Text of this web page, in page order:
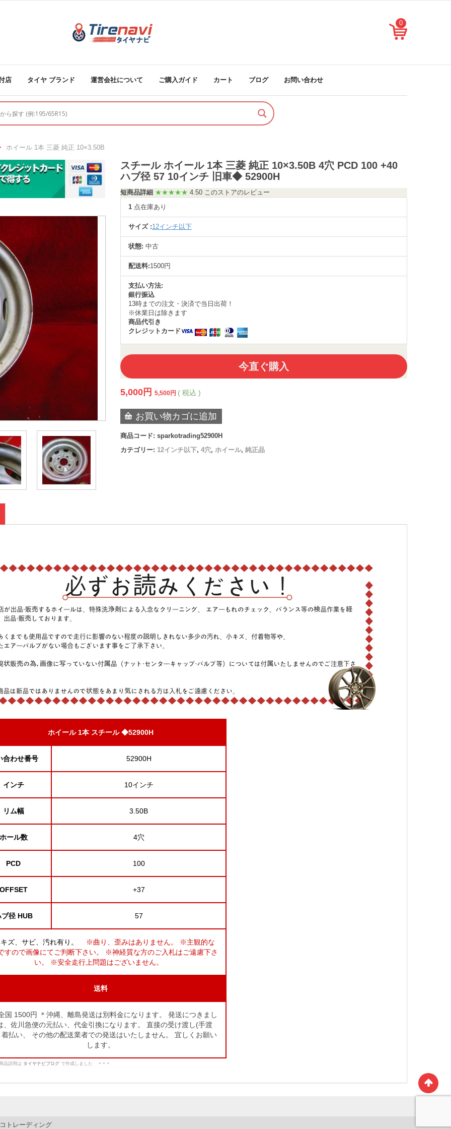
0
店 タイヤ ブランド 運営会社について ご購入ガイド カート ブログ お問い合わせ
ホイール 1本 三菱 純正 10×3.50B
スチール ホイール 1本 三菱 純正 10×3.50B 4穴 PCD 100 +40
ハブ径 57 10インチ 旧車◆ 52900H
短商品詳細 ★★★★★ 4.50 このストアのレビュー
1 点在庫あり
サイズ :12インチ以下
状態: 中古
配送料:1500円
支払い方法:
銀行振込
13時までの注文・決済で当日出荷！
※休業日は除きます
商品代引き
クレジットカード
今直ぐ購入
5,000 円 5,500円 ( 税込 )
お買い物カゴに追加
商品コード: sparkotrading52900H
カテゴリー: 12インチ以下, 4穴, ホイール, 純正品
ホイール 1本 スチール ◆52900H
合わせ番号 52900H
インチ 10インチ
リム幅 3.50B
ール数 4穴
PCD 100
+37
ブ径 HUB 57
ズ、サビ、汚れ有り。
※曲り、歪みはありません。 ※主観的な
すので画像にてご判断下さい。 ※神経質な方のご入札はご遠慮下さ
い。 ※安全走行上問題はございません。
送料
国 1500円 ＊沖縄、離島発送は別料金になります。 発送につきまし
、佐川急便の元払い、代金引換になります。
直接の受け渡し(手渡
払い、
その他の配送業者での発送はいたしません。
宜しくお願い
します。
品説明は タイヤナビブログ で作成しました + + +
トレーディング